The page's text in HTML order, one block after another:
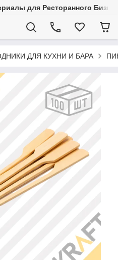
для Ресторанного
ДЛЯ КУХНИ И БАРА